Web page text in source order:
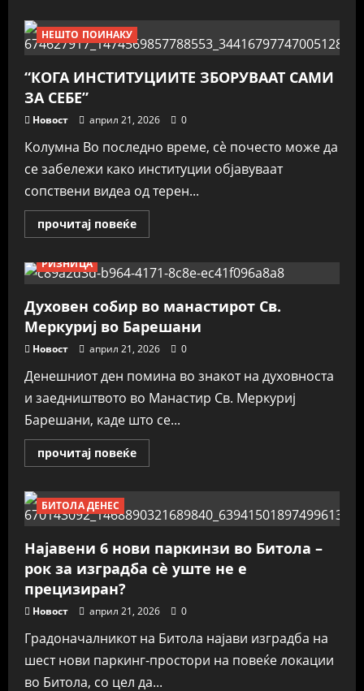
„Свети
Ѓорѓи“
сместена
помеѓу
Крстоар
и
НЕШТО ПОИНАКУ
“КОГА ИНСТИТУЦИИТЕ ЗБОРУВААТ САМИ
ЗА СЕБЕ”
Новост април 21, 2026 0
Колумна Во последно време, сè почесто може да
се забележи како институции објавуваат
сопствени видеа од терен...
прочитај повеќеRead
more
ИНСТИТУЦИИТЕ
ЗБОРУВААТ
ЗА
СЕБЕ”
РИЗНИЦА
Духовен собир во манастирот Св.
Меркуриј во Барешани
Новост април 21, 2026 0
Денешниот ден помина во знакот на духовноста
и заедништвото во Манастир Св. Меркуриј
Барешани, каде што се...
прочитај повеќеRead
more
во
манастирот
Св.
Меркуриј
во
Барешани
БИТОЛА ДЕНЕС
Најавени 6 нови паркинзи во Битола –
рок за изградба сè уште не е
прецизиран?
Новост април 21, 2026 0
Градоначалникот на Битола најави изградба на
шест нови паркинг-простори на повеќе локации
во Битола, со цел да...